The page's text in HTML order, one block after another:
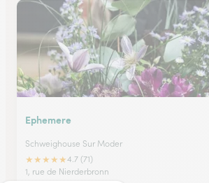
Ephemere
Schweighouse Sur Moder
★★★★★4.7 (71)
1, rue de Nierderbronn